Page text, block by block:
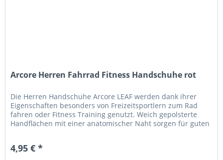
Arcore Herren Fahrrad Fitness Handschuhe rot
Die Herren Handschuhe Arcore LEAF werden dank ihrer
Eigenschaften besonders von Freizeitsportlern zum Rad
fahren oder Fitness Training genutzt. Weich gepolsterte
Handflächen mit einer anatomischer Naht sorgen für guten
4,95 € *